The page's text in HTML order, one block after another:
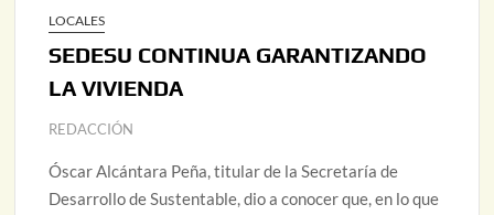
LOCALES
SEDESU CONTINUA GARANTIZANDO
LA VIVIENDA
REDACCIÓN
Óscar Alcántara Peña, titular de la Secretaría de
Desarrollo de Sustentable, dio a conocer que, en lo que